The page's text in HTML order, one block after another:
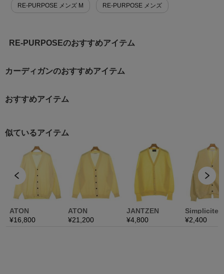
RE-PURPOSE メンズ M RE-PURPOSE メンズ
RE-PURPOSEのおすすめアイテム
カーディガンのおすすめアイテム
おすすめアイテム